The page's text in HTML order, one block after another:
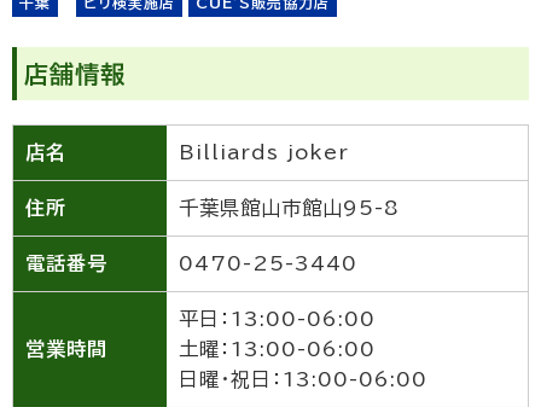
店舗情報
店名 Billiards joker
住所 千葉県館山市館山95-8
電話番号 0470-25-3440
営業時間
平日：13:00-06:00
土曜：13:00-06:00
日曜・祝日：13:00-06:00